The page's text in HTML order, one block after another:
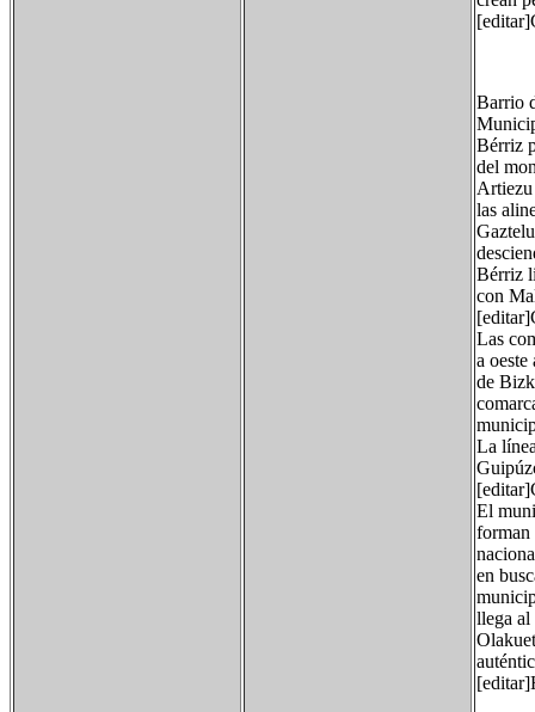
Barrio
Bérriz
del
Artiezu
las
Bérriz
con
Las
a
de
La
El
forman
en
llega al